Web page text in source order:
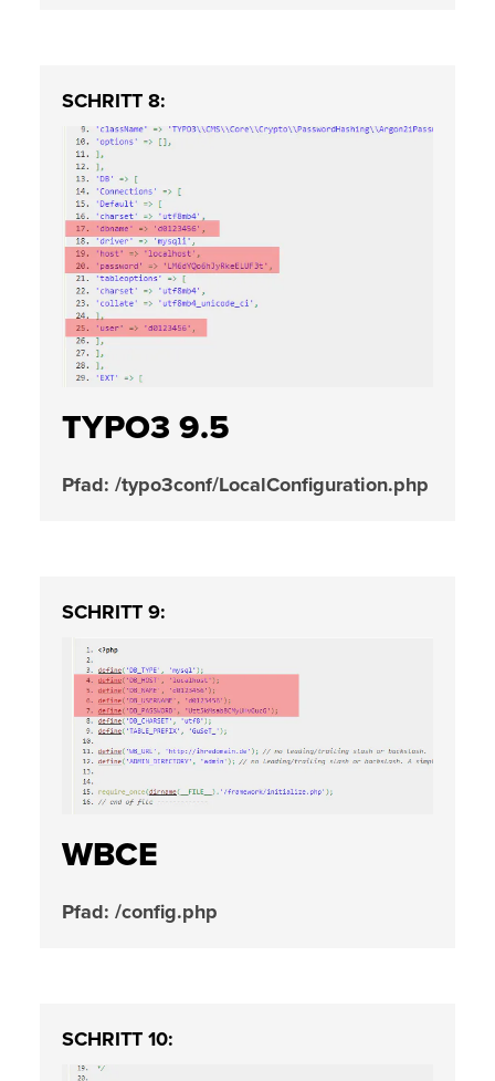
SCHRITT 8:
TYPO3 9.5
Pfad: /typo3conf/LocalConfiguration.php
SCHRITT 9:
WBCE
Pfad: /config.php
SCHRITT 10: